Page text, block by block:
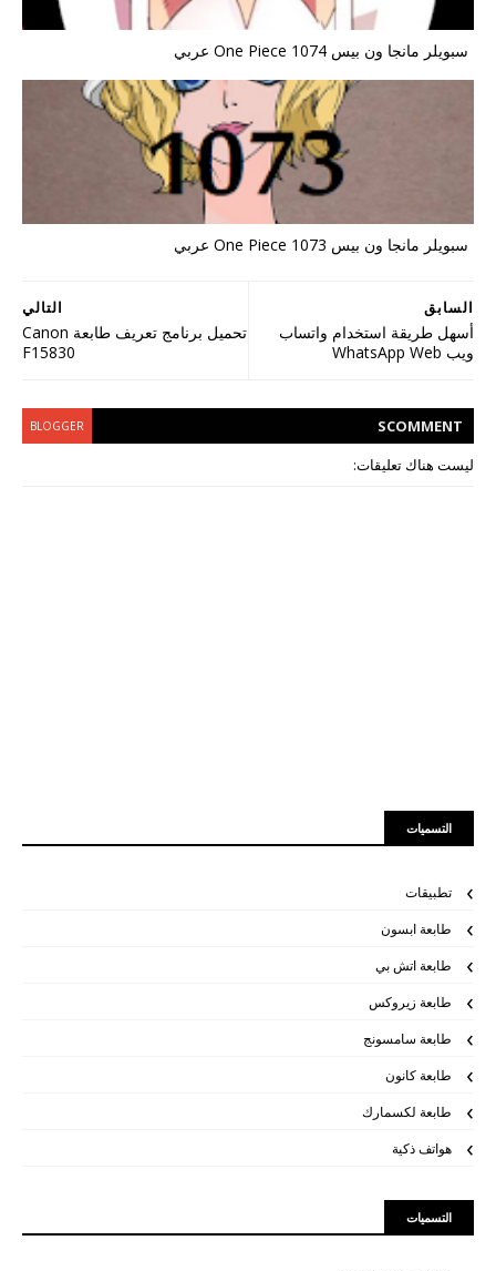
سبويلر مانجا ون بيس One Piece 1074 عربي
سبويلر مانجا ون بيس One Piece 1073 عربي
التالي
تحميل برنامج تعريف طابعة Canon
F15830
السابق
أسهل طريقة استخدام واتساب
ويب WhatsApp Web
COMMENT
S
BLOGGER
ليست هناك تعليقات:
التسميات
تطبيقات
طابعة ابسون
طابعة اتش بي
طابعة زيروكس
طابعة سامسونج
طابعة كانون
طابعة لكسمارك
هواتف ذكية
التسميات